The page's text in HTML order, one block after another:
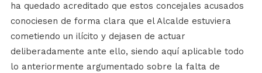
ha quedado acreditado que estos concejales acusados
conociesen de forma clara que el Alcalde estuviera
cometiendo un ilícito y dejasen de actuar
deliberadamente ante ello, siendo aquí aplicable todo
lo anteriormente argumentado sobre la falta de